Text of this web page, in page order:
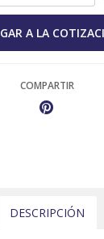
COMPARTIR
DESCRIPCIÓN